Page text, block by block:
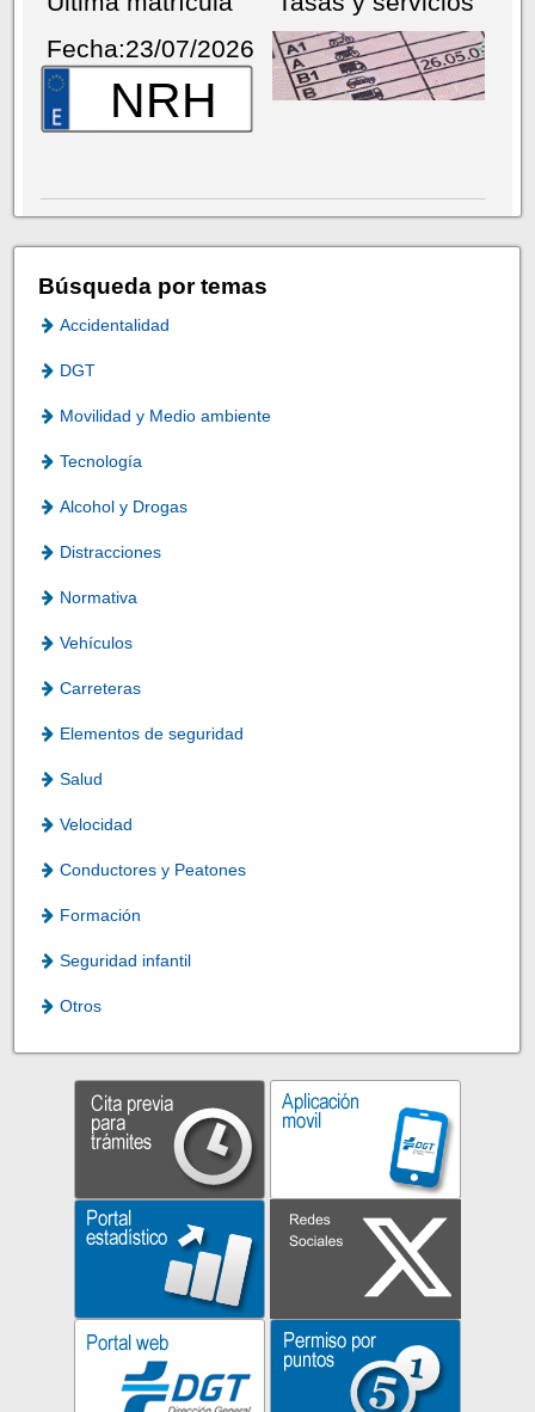
Fecha:23/07/2026
NRH
Búsqueda por temas
Accidentalidad
DGT
Movilidad y Medio ambiente
Tecnología
Alcohol y Drogas
Distracciones
Normativa
Vehículos
Carreteras
Elementos de seguridad
Salud
Velocidad
Conductores y Peatones
Formación
Seguridad infantil
Otros